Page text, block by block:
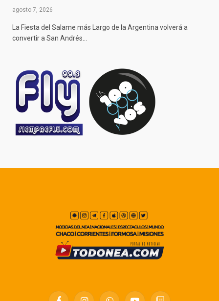
agosto 7, 2026
La Fiesta del Salame más Largo de la Argentina volverá a
convertir a San Andrés…